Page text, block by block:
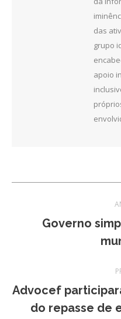
das
grupo
apoio
Governo
Advocef
do repasse de